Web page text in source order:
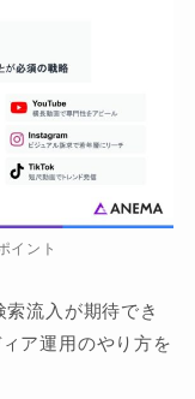
イント
流入が期待でき
ア運用のやり方を